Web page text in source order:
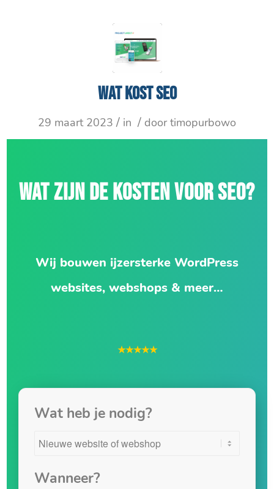
Wat kost SEO
29 maart 2023 / in / doortimopurbowo
WAT ZIJN DE KOSTEN VOOR SEO?
Wij bouwen ijzersterke WordPress
websites, webshops & meer…
★★★★★
Wat heb je nodig?
Wanneer?